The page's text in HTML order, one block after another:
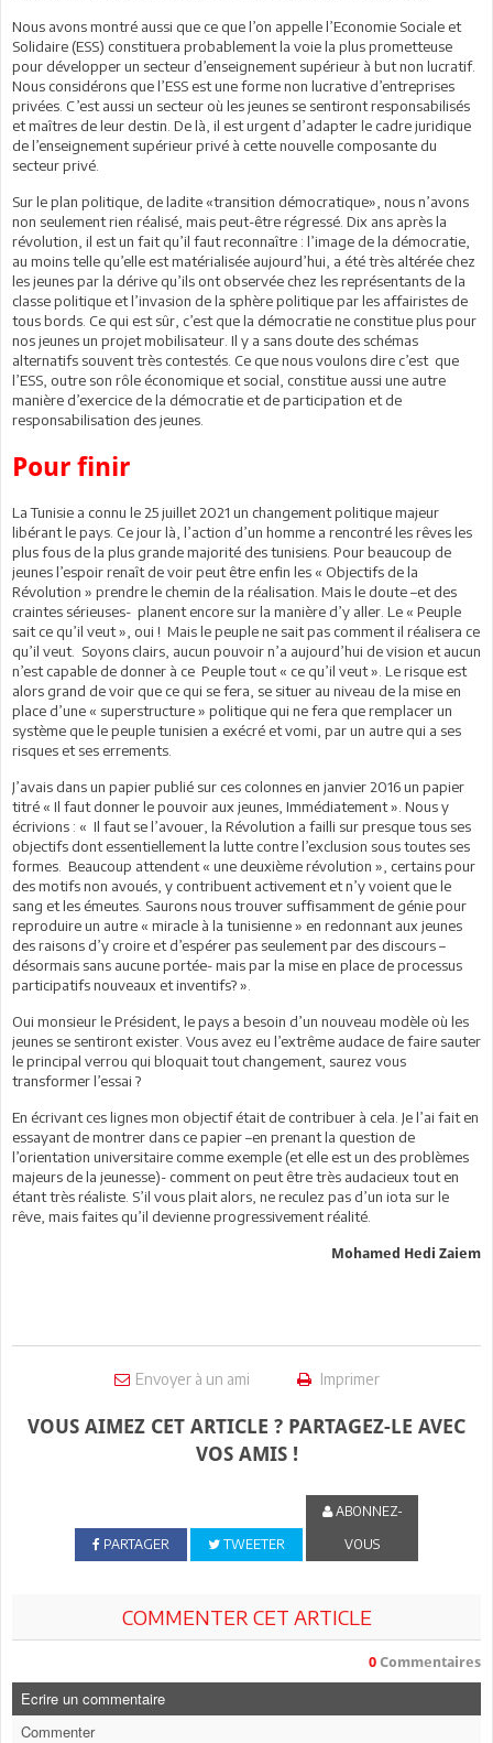
Nous avons montré aussi que ce que l’on appelle l’Economie Sociale et
Solidaire (ESS) constituera probablement la voie la plus prometteuse
pour développer un secteur d’enseignement supérieur à but non lucratif.
Nous considérons que l’ESS est une forme non lucrative d’entreprises
privées. C’est aussi un secteur où les jeunes se sentiront responsabilisés
et maîtres de leur destin. De là, il est urgent d’adapter le cadre juridique
de l’enseignement supérieur privé à cette nouvelle composante du
secteur privé.
Sur le plan politique, de ladite «transition démocratique», nous n’avons
non seulement rien réalisé, mais peut-être régressé. Dix ans après la
révolution, il est un fait qu’il faut reconnaître : l’image de la démocratie,
au moins telle qu’elle est matérialisée aujourd’hui, a été très altérée chez
les jeunes par la dérive qu’ils ont observée chez les représentants de la
classe politique et l’invasion de la sphère politique par les affairistes de
tous bords. Ce qui est sûr, c’est que la démocratie ne constitue plus pour
nos jeunes un projet mobilisateur. Il y a sans doute des schémas
alternatifs souvent très contestés. Ce que nous voulons dire c’est que
l’ESS, outre son rôle économique et social, constitue aussi une autre
manière d’exercice de la démocratie et de participation et de
responsabilisation des jeunes.
Pour finir
La Tunisie a connu le 25 juillet 2021 un changement politique majeur
libérant le pays. Ce jour là, l’action d’un homme a rencontré les rêves les
plus fous de la plus grande majorité des tunisiens. Pour beaucoup de
jeunes l’espoir renaît de voir peut être enfin les « Objectifs de la
Révolution » prendre le chemin de la réalisation. Mais le doute –et des
craintes sérieuses- planent encore sur la manière d’y aller. Le « Peuple
sait ce qu’il veut », oui ! Mais le peuple ne sait pas comment il réalisera ce
qu’il veut. Soyons clairs, aucun pouvoir n’a aujourd’hui de vision et aucun
n’est capable de donner à ce Peuple tout « ce qu’il veut ». Le risque est
alors grand de voir que ce qui se fera, se situer au niveau de la mise en
place d’une « superstructure » politique qui ne fera que remplacer un
système que le peuple tunisien a exécré et vomi, par un autre qui a ses
risques et ses errements.
J’avais dans un papier publié sur ces colonnes en janvier 2016 un papier
titré « Il faut donner le pouvoir aux jeunes, Immédiatement ». Nous y
écrivions : « Il faut se l’avouer, la Révolution a failli sur presque tous ses
objectifs dont essentiellement la lutte contre l’exclusion sous toutes ses
formes. Beaucoup attendent « une deuxième révolution », certains pour
des motifs non avoués, y contribuent activement et n’y voient que le
sang et les émeutes. Saurons nous trouver suffisamment de génie pour
reproduire un autre « miracle à la tunisienne » en redonnant aux jeunes
des raisons d’y croire et d’espérer pas seulement par des discours –
désormais sans aucune portée- mais par la mise en place de processus
participatifs nouveaux et inventifs? ».
Oui monsieur le Président, le pays a besoin d’un nouveau modèle où les
jeunes se sentiront exister. Vous avez eu l’extrême audace de faire sauter
le principal verrou qui bloquait tout changement, saurez vous
transformer l’essai ?
En écrivant ces lignes mon objectif était de contribuer à cela. Je l’ai fait en
essayant de montrer dans ce papier –en prenant la question de
l’orientation universitaire comme exemple (et elle est un des problèmes
majeurs de la jeunesse)- comment on peut être très audacieux tout en
étant très réaliste. S’il vous plait alors, ne reculez pas d’un iota sur le
rêve, mais faites qu’il devienne progressivement réalité.
Mohamed Hedi Zaiem
Envoyer à un ami Imprimer
VOUS AIMEZ CET ARTICLE ? PARTAGEZ-LE AVEC
VOS AMIS !
PARTAGER TWEETER
ABONNEZ-
VOUS
COMMENTER CET ARTICLE
0 Commentaires
Ecrire un commentaire
Commenter